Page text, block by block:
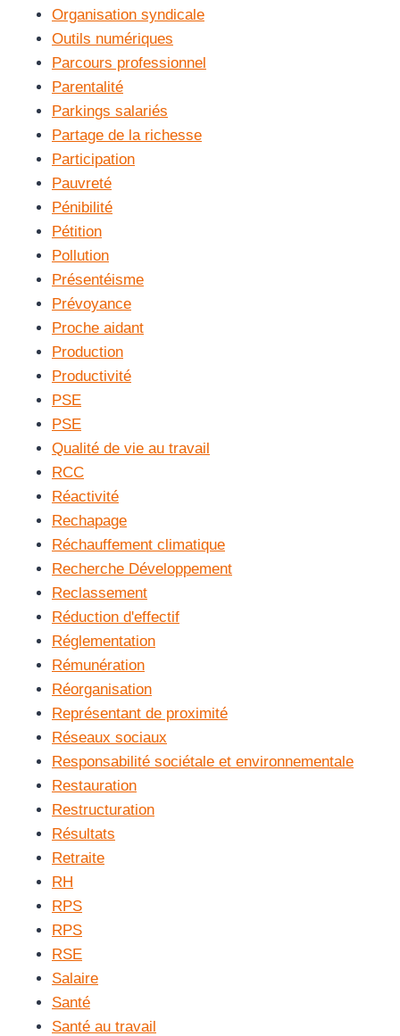
Organisation syndicale
Outils numériques
Parcours professionnel
Parentalité
Parkings salariés
Partage de la richesse
Participation
Pauvreté
Pénibilité
Pétition
Pollution
Présentéisme
Prévoyance
Proche aidant
Production
Productivité
PSE
PSE
Qualité de vie au travail
RCC
Réactivité
Rechapage
Réchauffement climatique
Recherche Développement
Reclassement
Réduction d'effectif
Réglementation
Rémunération
Réorganisation
Représentant de proximité
Réseaux sociaux
Responsabilité sociétale et environnementale
Restauration
Restructuration
Résultats
Retraite
RH
RPS
RPS
RSE
Salaire
Santé
Santé au travail